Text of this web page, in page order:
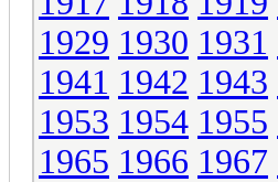
1929 1930 1931
1941 1942 1943
1953 1954 1955
1965 1966 1967